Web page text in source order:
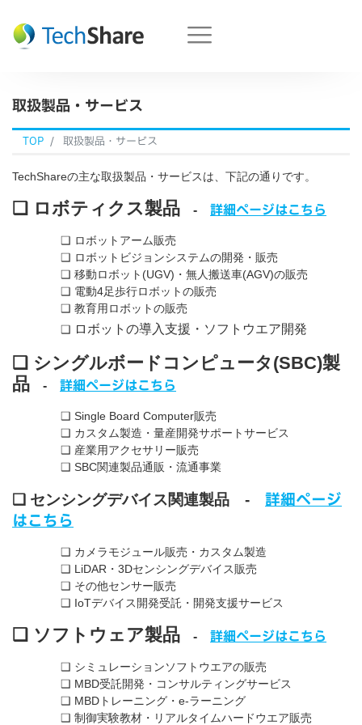
取扱製品・サービス
TOP 取扱製品・サービス
TechShareの主な取扱製品・サービスは、下記の通りです。
❑ ロボティクス製品 - 詳細ページはこちら
❑ ロボットアーム販売
❑ ロボットビジョンシステムの開発・販売
❑ 移動ロボット(UGV)・無人搬送車(AGV)の販売
❑ 電動4足歩行ロボットの販売
❑ 教育用ロボットの販売
❑ ロボットの導入支援・ソフトウエア開発
❑ シングルボードコンピュータ(SBC)製
品 - 詳細ページはこちら
❑ Single Board Computer販売
❑ カスタム製造・量産開発サポートサービス
❑ 産業用アクセサリー販売
❑ SBC関連製品通販・流通事業
❑ センシングデバイス関連製品 - 詳細ページ
はこちら
❑ カメラモジュール販売・カスタム製造
❑ LiDAR・3Dセンシングデバイス販売
❑ その他センサー販売
❑ IoTデバイス開発受託・開発支援サービス
❑ ソフトウェア製品 - 詳細ページはこちら
❑ シミュレーションソフトウエアの販売
❑ MBD受託開発・コンサルティングサービス
❑ MBDトレーニング・e-ラーニング
❑ 制御実験教材・リアルタイムハードウエア販売